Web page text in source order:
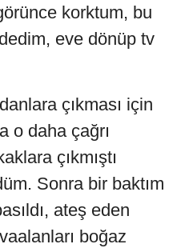
korktum, bu
eve dönüp tv
çıkması için
o daha çağrı
çıkmıştı
Sonra bir baktım
ateş eden
boğaz